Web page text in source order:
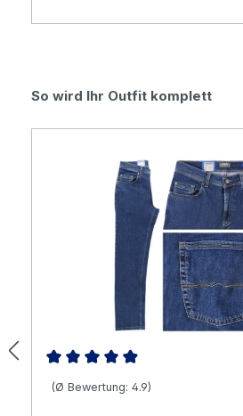
Produktgalerie überspringen
So wird Ihr Outfit komplett
Durchschnittliche Bewertung
(Ø Bewertung: 4.9)